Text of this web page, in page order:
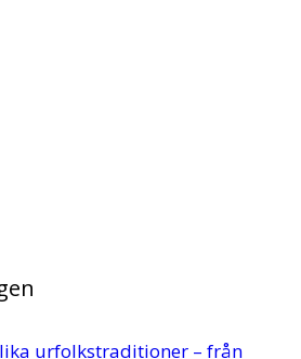
urfolkstraditioner – från